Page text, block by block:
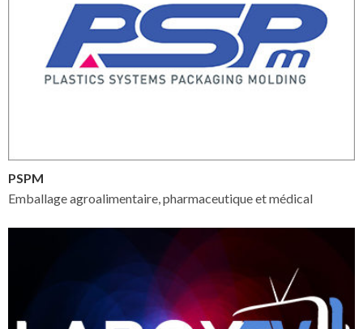
PSPM
Emballage agroalimentaire, pharmaceutique et médical